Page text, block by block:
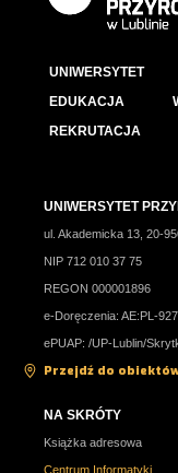
UNIWERSYTET
EDUKACJA
REKRUTACJA
UNIWERSYTET
ul. Akademicka 13, 20-
NIP 712 010 37 75
REGON 000001896
e-Doręczenia: AE:PL-
ePUAP: /UP-Lublin/
Przejdź do
NA SKRÓTY
Książka adresowa
Centrum Informatyki